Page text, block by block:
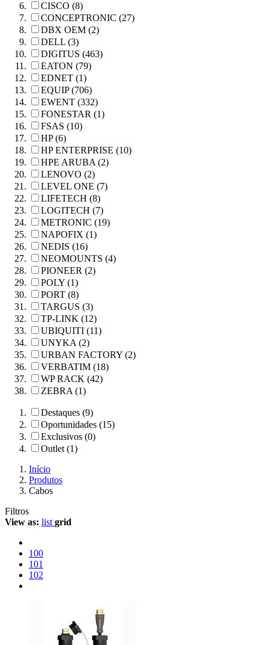
CISCO (8)
CONCEPTRONIC (27)
DBX OEM (2)
DELL (3)
DIGITUS (463)
EATON (79)
EDNET (1)
EQUIP (706)
EWENT (332)
FONESTAR (1)
FSAS (10)
HP (6)
HP ENTERPRISE (10)
HPE ARUBA (2)
LENOVO (2)
LEVEL ONE (7)
LIFETECH (8)
LOGITECH (7)
METRONIC (19)
NAPOFIX (1)
NEDIS (16)
NEOMOUNTS (4)
PIONEER (2)
POLY (1)
PORT (8)
TARGUS (3)
TP-LINK (12)
UBIQUITI (11)
UNYKA (2)
URBAN FACTORY (2)
VERBATIM (18)
WP RACK (42)
ZEBRA (1)
Destaques (9)
Oportunidades (15)
Exclusivos (0)
Outlet (1)
Início
Produtos
Cabos
Filtros
View as: list grid
100
101
102